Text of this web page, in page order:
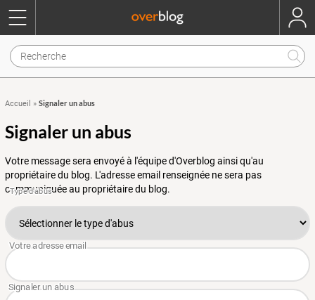
Accueil » Signaler un abus
Signaler un abus
Votre message sera envoyé à l'équipe d'Overblog ainsi qu'au
propriétaire du blog. L'adresse email renseignée ne sera pas
communiquée au propriétaire du blog.